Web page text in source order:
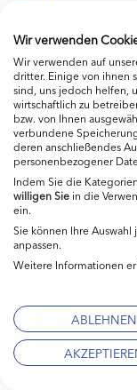
Mehr
Sie in der
https://
Die Einzelheiten
https://
hl=deIhre Google-
der folgenden
https://
wird gelöscht,
Wir verwenden:
Google
Wir nutzen den
Über DoubleClick
Wir verwenden
Wir verwenden auf
dritter. Einige von ihnen
sind, uns jedoch helfen,
wirtschaftlich zu
bzw. von Ihnen
verbundene
deren anschließendes
personenbezogener
Indem Sie die Kategorien
willigenSie in die
ein.
Sie können Ihre
anpassen.
Weitere Informationen
ABLEHNEN